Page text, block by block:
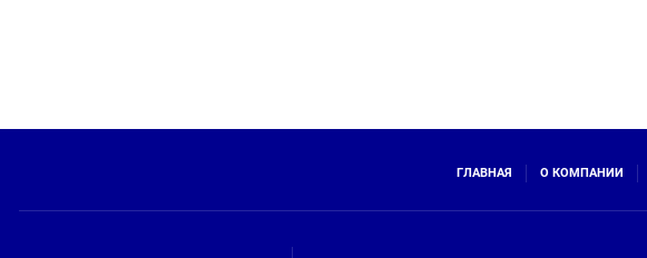
ГЛАВНАЯ О КОМПАНИИ